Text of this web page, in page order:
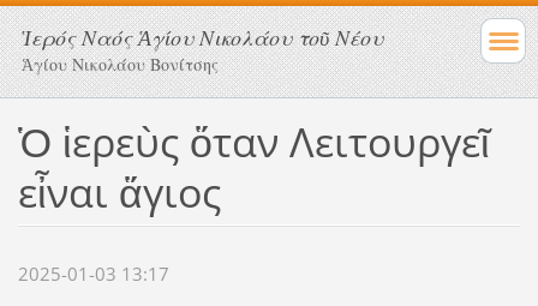
Ἱερός Ναός Ἁγίου Νικολάου τοῦ Νέου
Ἁγίου Νικολάου Βονίτσης
Ὁ ἱερεὺς ὅταν Λειτουργεῖ
εἶναι ἅγιος
2025-01-03 13:17